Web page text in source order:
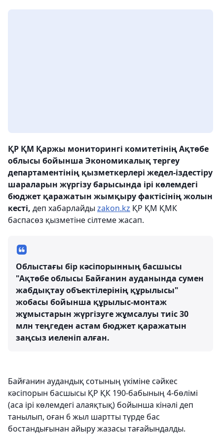
ҚР ҚМ Қаржы мониторингі комитетінің Ақтөбе
облысы бойынша Экономикалық тергеу
департаментінің қызметкерлері жедел-іздестіру
шараларын жүргізу барысында ірі көлемдегі
бюджет қаражатын жымқыру фактісінің жолын
кесті, деп хабарлайды zakon.kz ҚР ҚМ ҚМК
баспасөз қызметіне сілтеме жасап.
Облыстағы бір кәсіпорынның басшысы
"Ақтөбе облысы Байғанин ауданында сумен
жабдықтау объектілерінің құрылысы"
жобасы бойынша құрылыс-монтаж
жұмыстарын жүргізуге жұмсалуы тиіс 30
млн теңгеден астам бюджет қаражатын
заңсыз иеленіп алған.
Байғанин аудандық сотының үкіміне сәйкес
кәсіпорын басшысы ҚР ҚК 190-бабының 4-бөлімі
(аса ірі көлемдегі алаяқтық) бойынша кінәлі деп
танылып, оған 6 жыл шартты түрде бас
бостандығынан айыру жазасы тағайындалды.